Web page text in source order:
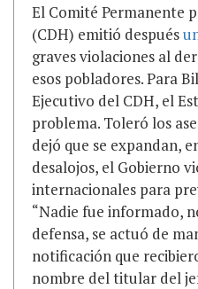
El Comité Permanente
(CDH) emitió después
graves violaciones al
esos pobladores. Para
Ejecutivo del CDH, el
problema. Toleró los
dejó que se expandan,
desalojos, el Gobierno
internacionales para
“Nadie fue informado,
defensa, se actuó de
notificación que
nombre del titular del